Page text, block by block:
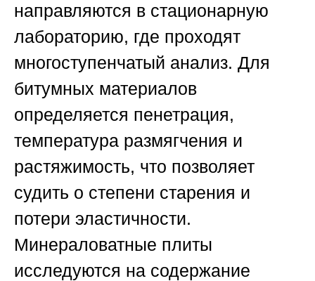
направляются в стационарную
лабораторию, где проходят
многоступенчатый анализ. Для
битумных материалов
определяется пенетрация,
температура размягчения и
растяжимость, что позволяет
судить о степени старения и
потери эластичности.
Минераловатные плиты
исследуются на содержание